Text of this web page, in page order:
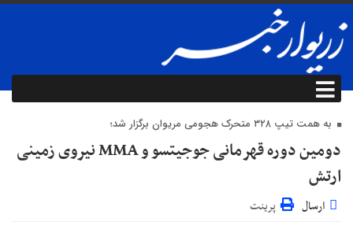
به همت تیپ ۳۲۸ متحرک هجومی مریوان برگزار شد؛
دومین دوره قهرمانی جوجیتسو و MMA نیروی زمینی
ارتش
ارسال پرینت